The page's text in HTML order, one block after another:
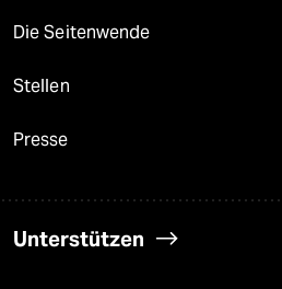
Die Seitenwende
Stellen
Presse
Unterstützen